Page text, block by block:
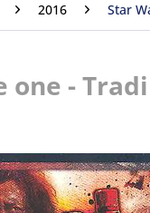
2016 Star
one -